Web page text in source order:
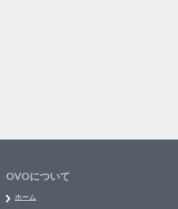
OVOについて
ホーム